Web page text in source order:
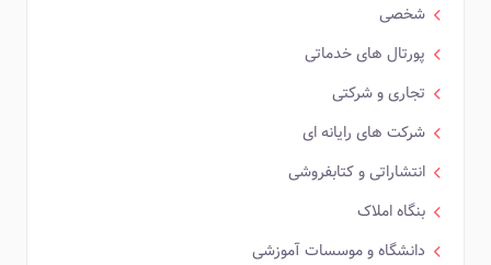
شخصی
پورتال های خدماتی
تجاری و شرکتی
شرکت های رایانه ای
انتشاراتی و کتابفروشی
بنگاه املاک
دانشگاه و موسسات آموزشی